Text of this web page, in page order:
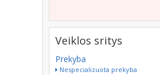
Veiklos sritys
Prekyba
Nespecializuota prekyba